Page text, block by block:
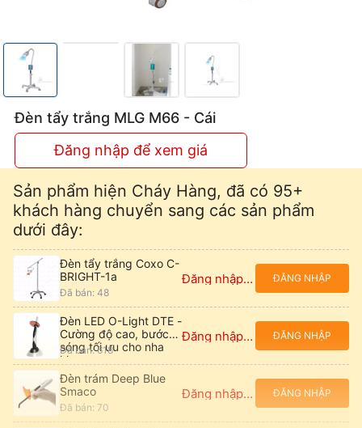
Đèn tẩy trắng MLG M66 - Cái
Đăng nhập để xem giá
Sản phẩm hiện Cháy Hàng, đã có 95+
khách hàng chuyển sang các sản phẩm
dưới đây:
Đèn tẩy trắng Coxo C-
BRIGHT-1a
Đã bán: 48
Đăng nhập để xem giá ĐĂNG NHẬP
Đèn LED O-Light DTE -
Cường độ cao, bước
sóng tối ưu cho nha
khoa
Đã bán: 618
Đăng nhập để xem giá ĐĂNG NHẬP
Đèn trám Deep Blue
Smaco
Đã bán: 70
Đăng nhập để xem giá ĐĂNG NHẬP